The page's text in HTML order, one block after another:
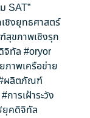
SAT”
ชิงยุทธศาสตร์
สุขภาพเชิงรุก
จิทัล #oryor
าพเครือข่าย
ผลิตภัณฑ์
#การเฝ้าระวัง
ยุคดิจิทัล